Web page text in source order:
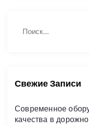
:Свежие Записи
Современное
качества в